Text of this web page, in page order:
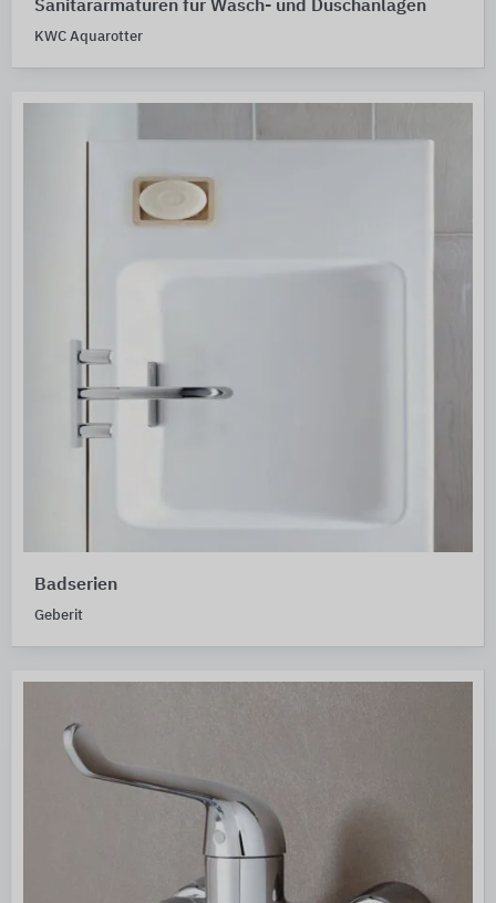
Sanitärarmaturen für Wasch- und Duschanlagen
KWC Aquarotter
Badserien
Geberit